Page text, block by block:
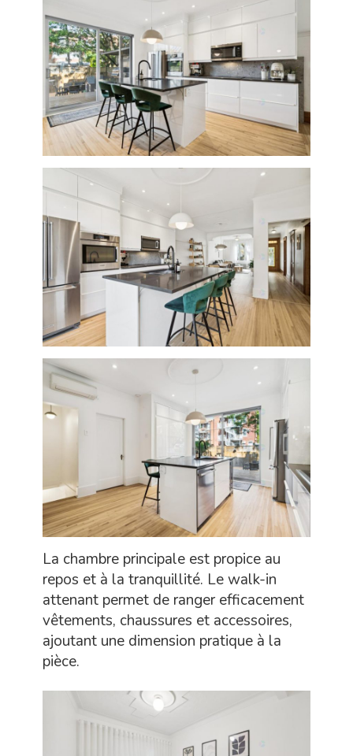
La chambre principale est propice au
repos et à la tranquillité. Le walk-in
attenant permet de ranger efficacement
vêtements, chaussures et accessoires,
ajoutant une dimension pratique à la
pièce.